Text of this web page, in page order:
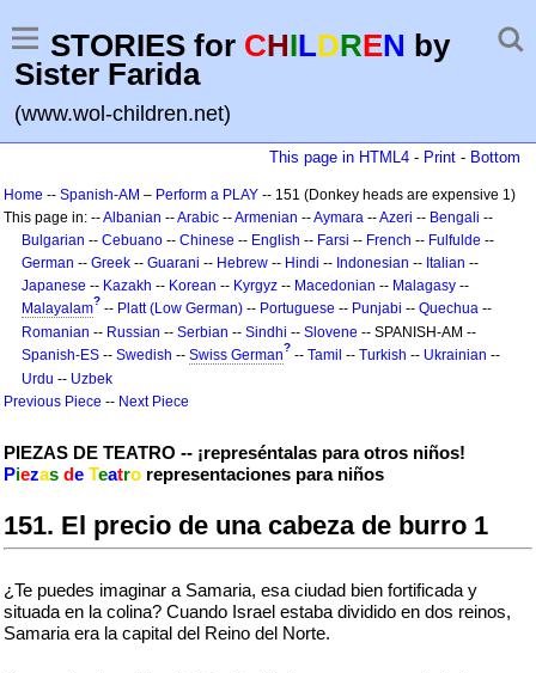
STORIES for CHILDREN by
Sister Farida
(www.wol-children.net)
This page in HTML4 - Print - Bottom
Home -- Spanish-AM – Perform a PLAY -- 151 (Donkey heads are expensive 1)
This page in: --Albanian --Arabic --Armenian --Aymara --Azeri -- Bengali --
Bulgarian -- Cebuano -- Chinese -- English -- Farsi -- French -- Fulfulde --
German -- Greek -- Guarani -- Hebrew -- Hindi -- Indonesian -- Italian --
Japanese -- Kazakh -- Korean -- Kyrgyz -- Macedonian -- Malagasy --
Malayalam? -- Platt (Low German) -- Portuguese -- Punjabi -- Quechua --
Romanian -- Russian -- Serbian -- Sindhi -- Slovene -- SPANISH-AM --
Spanish-ES -- Swedish -- Swiss German? -- Tamil -- Turkish -- Ukrainian --
Urdu -- Uzbek
Previous Piece -- Next Piece
PIEZAS DE TEATRO -- ¡represéntalas para otros niños!
Piezas de Teatro representaciones para niños
151. El precio de una cabeza de burro 1
¿Te puedes imaginar a Samaria, esa ciudad bien fortificada y
situada en la colina? Cuando Israel estaba dividido en dos reinos,
Samaria era la capital del Reino del Norte.